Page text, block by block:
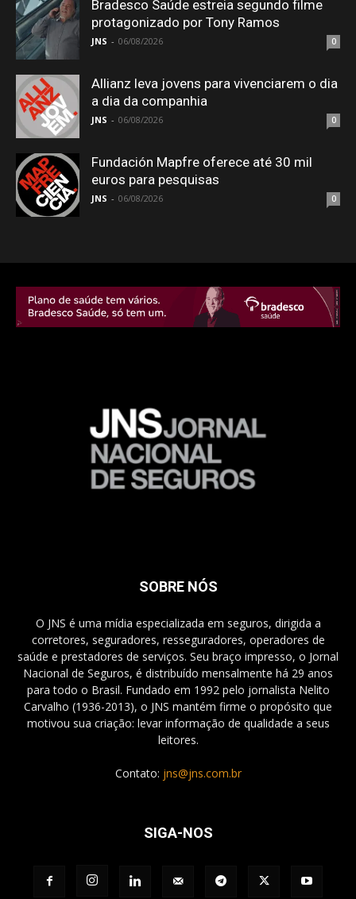
Bradesco Saúde estreia segundo filme
protagonizado por Tony Ramos
JNS - 06/08/2026 0
Allianz leva jovens para vivenciarem o dia
a dia da companhia
JNS - 06/08/2026 0
Fundación Mapfre oferece até 30 mil
euros para pesquisas
JNS - 06/08/2026 0
SOBRE NÓS
O JNS é uma mídia especializada em seguros, dirigida a
corretores, seguradores, resseguradores, operadores de
saúde e prestadores de serviços. Seu braço impresso, o Jornal
Nacional de Seguros, é distribuído mensalmente há 29 anos
para todo o Brasil. Fundado em 1992 pelo jornalista Nelito
Carvalho (1936-2013), o JNS mantém firme o propósito que
motivou sua criação: levar informação de qualidade a seus
leitores.
Contato: jns@jns.com.br
SIGA-NOS